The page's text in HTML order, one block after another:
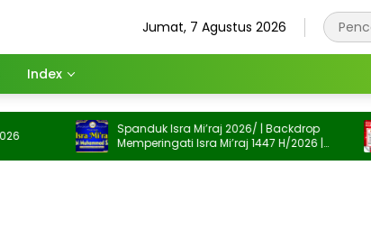
Jumat, 7 Agustus 2026
Index
Spanduk Isra Mi’raj 2026/ | Backdrop
Memperingati Isra Mi’raj 1447 H/2026 |
Spanduk Memperingati Isra Mi’raj